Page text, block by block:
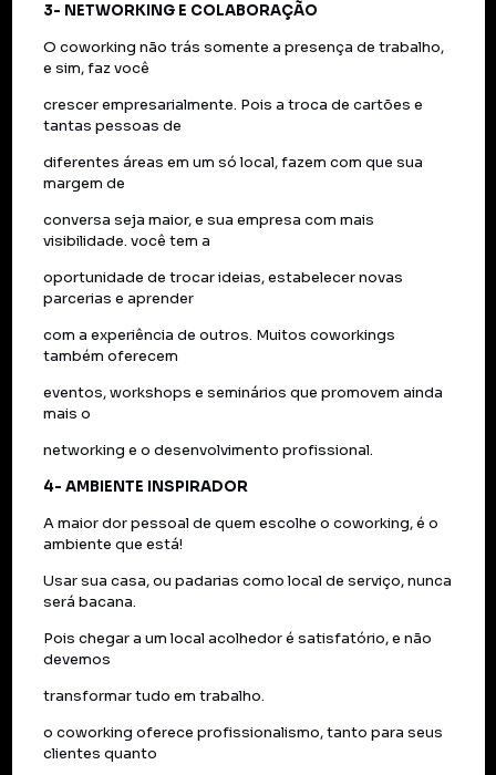
3- NETWORKING E COLABORAÇÃO
O coworking não trás somente a presença de trabalho,
e sim, faz você
crescer empresarialmente. Pois a troca de cartões e
tantas pessoas de
diferentes áreas em um só local, fazem com que sua
margem de
conversa seja maior, e sua empresa com mais
visibilidade. você tem a
oportunidade de trocar ideias, estabelecer novas
parcerias e aprender
com a experiência de outros. Muitos coworkings
também oferecem
eventos, workshops e seminários que promovem ainda
mais o
networking e o desenvolvimento profissional.
4- AMBIENTE INSPIRADOR
A maior dor pessoal de quem escolhe o coworking, é o
ambiente que está!
Usar sua casa, ou padarias como local de serviço, nunca
será bacana.
Pois chegar a um local acolhedor é satisfatório, e não
devemos
transformar tudo em trabalho.
o coworking oferece profissionalismo, tanto para seus
clientes quanto